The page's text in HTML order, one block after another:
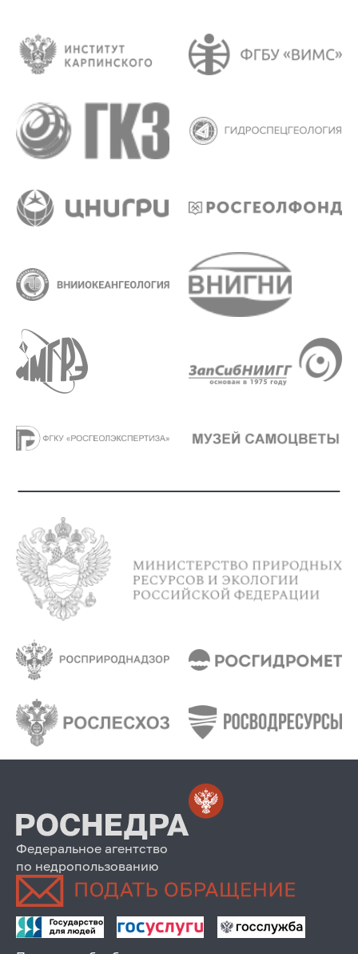
Федеральное агентство
по недропользованию